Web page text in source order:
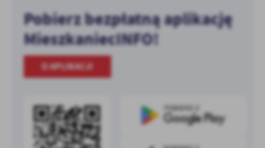
Pobierz bezpłatną aplikację
MieszkaniecINFO!
O APLIKACJI